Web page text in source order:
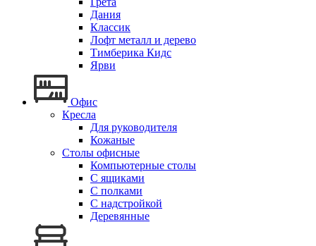
Дания
Классик
Лофт металл и дерево
Тимберика Кидс
Ярви
Офис
Кресла
Для руководителя
Кожаные
Столы офисные
Компьютерные столы
С ящиками
С полками
С надстройкой
Деревянные